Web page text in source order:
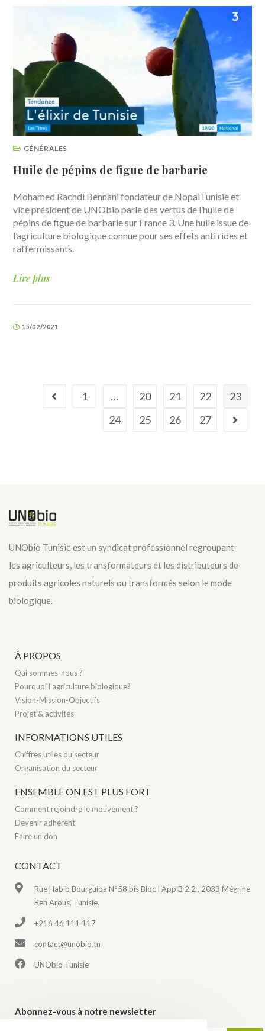
GÉNÉRALES
Huile de pépins de figue de barbarie
Mohamed Rachdi Bennani fondateur de NopalTunisie et
vice président de UNObio parle des vertus de l’huile de
pépins de figue de barbarie sur France 3. Une huile issue de
l’agriculture biologique connue pour ses effets anti rides et
raffermissants.
Lire plus
15/02/2021
1 … 20 21 22
23
24
25 26 27
UNObio Tunisie est un syndicat professionnel regroupant
les agriculteurs, les transformateurs et les distributeurs de
produits agricoles naturels ou transformés selon le mode
biologique.
À PROPOS
Qui sommes-nous ?
Pourquoi l'agriculture biologique?
Vision-Mission-Objectifs
Projet & activités
INFORMATIONS UTILES
Chiffres utiles du secteur
Organisation du secteur
ENSEMBLE ON EST PLUS FORT
Comment rejoindre le mouvement ?
Devenir adhérent
Faire un don
CONTACT
Rue Habib Bourguiba N°58 bis Bloc I App B 2.2 , 2033 Mégrine
Ben Arous, Tunisie.
+216 46 111 117
contact@unobio.tn
UNObio Tunisie
Abonnez-vous à notre newsletter